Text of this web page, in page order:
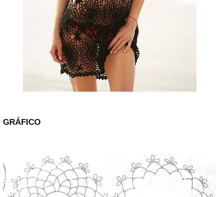
GRÁFICO